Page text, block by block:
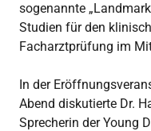
sogenannte
Studien für den
Facharztprüfung im
In der
Abend diskutierte Dr.
Sprecherin der Young